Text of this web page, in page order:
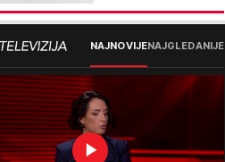
NAJNOVIJENAJGLEDANIJE